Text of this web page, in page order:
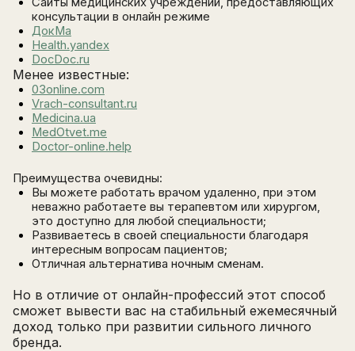
консультации в онлайн режиме
ДокМа
Health.yandex
DocDoc.ru
Менее известные:
03online.com
Vrach-consultant.ru
Medicina.ua
MedOtvet.me
Doctor-online.help
Преимущества очевидны:
Вы можете работать врачом удаленно, при этом
неважно работаете вы терапевтом или хирургом,
это доступно для любой специальности;
Развиваетесь в своей специальности благодаря
интересным вопросам пациентов;
Отличная альтернатива ночным сменам.
Но в отличие от онлайн-профессий этот способ
сможет вывести вас на стабильный ежемесячный
доход только при развитии сильного личного
бренда.